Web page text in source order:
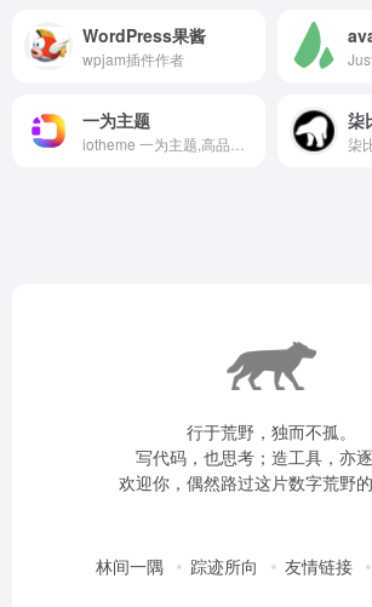
WordPress果酱
wpjam插件作者
一为主题 柒
柒
行于荒野，独而不孤。
写代码，也思考；造工具，亦逐
欢迎你，偶然路过这片数字荒野的
林间一隅 踪迹所向 友情链接